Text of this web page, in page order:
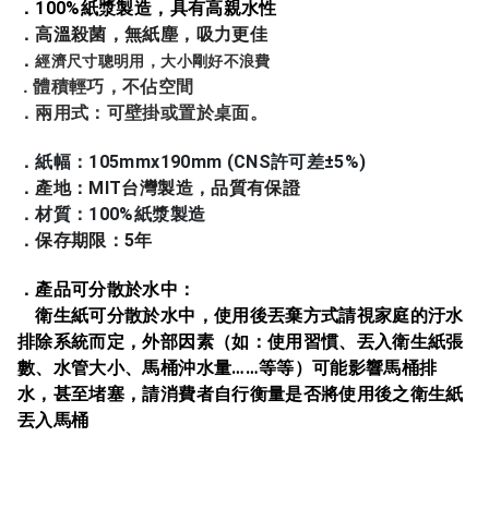
． 100%紙漿製造，具有高親水性
．高溫殺菌，無紙塵，吸力更佳
．經濟尺寸聰明用，大小剛好不浪費
．體積輕巧，不佔空間
．兩用式：可壁掛或置於桌面。
．紙幅：105mmx190mm (CNS許可差±5%)
．產地： MIT台灣製造，品質有保證
．材質： 100%紙漿製造
．保存期限：5年
．產品可分散於水中：
衛生紙可分散於水中，使用後丟棄方式請視家庭的汙水
排除系統而定，外部因素（如：使用習慣、丟入衛生紙張
數、水管大小、馬桶沖水量……等等）可能影響馬桶排
水，甚至堵塞，請消費者自行衡量是否將使用後之衛生紙
丟入馬桶